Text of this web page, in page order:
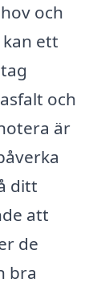
och
ett
och
är
ditt
att
de
bra